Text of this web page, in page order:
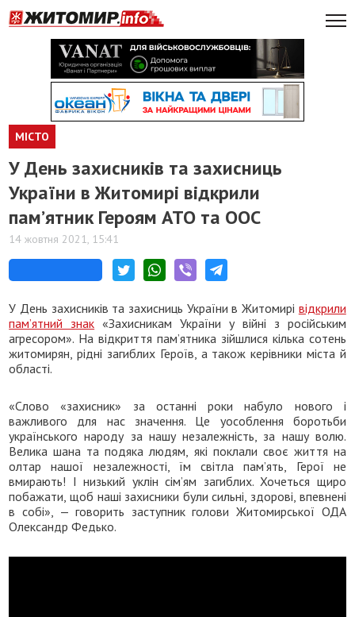
МІСТО
У День захисників та захисниць
України в Житомирі відкрили
пам’ятник Героям АТО та ООС
14 жовтня 2021, 15:41
У День захисників та захисниць України в Житомирі відкрили
пам’ятний знак «Захисникам України у війні з російським
агресором». На відкриття пам’ятника зійшлися кілька сотень
житомирян, рідні загиблих Героїв, а також керівники міста й
області.
«Слово «захисник» за останні роки набуло нового і
важливого для нас значення. Це уособлення боротьби
українського народу за нашу незалежність, за нашу волю.
Велика шана та подяка людям, які поклали своє життя на
олтар нашої незалежності, їм світла пам’ять, Герої не
вмирають! І низький уклін сім’ям загиблих. Хочеться щиро
побажати, щоб наші захисники були сильні, здорові, впевнені
в собі», — говорить заступник голови Житомирської ОДА
Олександр Федько.